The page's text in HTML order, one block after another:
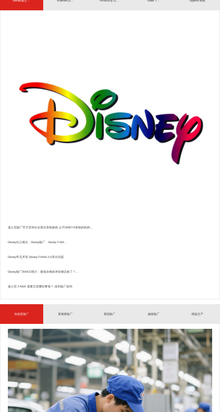
迪士尼验厂官方宣布社会责任审核新政:认可SMETA审核的机构...
Disney出口难点：Disney验厂、Disney FAM...
Disney常见术语.Disney-FAMA,ILS等分别是
Disney验厂的MCS简介：最低合格标准你都达标了？...
迪士尼 FAMA 需要注意哪些事项？-深圳验厂咨询
东南亚验厂 柬埔寨验厂 泰国验厂 越南验厂 精益生产